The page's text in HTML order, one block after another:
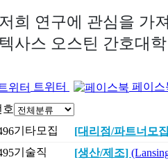
저희 연구에 관심을 가
텍사스 오스틴 간호대
트위터
페이스
호
기타모집
[대리점/파트너모
기술직 [생산/제조]